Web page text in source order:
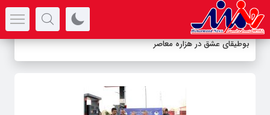
بوطیقای عشق در هزاره معاصر